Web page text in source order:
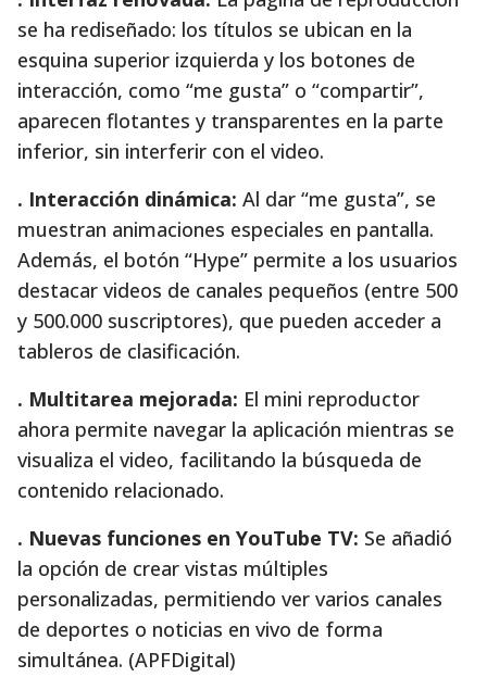
se ha rediseñado: los títulos se ubican en la
esquina superior izquierda y los botones de
interacción, como “me gusta” o “compartir”,
aparecen flotantes y transparentes en la parte
inferior, sin interferir con el video.
. Interacción dinámica: Al dar “me gusta”, se
muestran animaciones especiales en pantalla.
Además, el botón “Hype” permite a los usuarios
destacar videos de canales pequeños (entre 500
y 500.000 suscriptores), que pueden acceder a
tableros de clasificación.
. Multitarea mejorada: El mini reproductor
ahora permite navegar la aplicación mientras se
visualiza el video, facilitando la búsqueda de
contenido relacionado.
. Nuevas funciones en YouTube TV: Se añadió
la opción de crear vistas múltiples
personalizadas, permitiendo ver varios canales
de deportes o noticias en vivo de forma
simultánea. (APFDigital)